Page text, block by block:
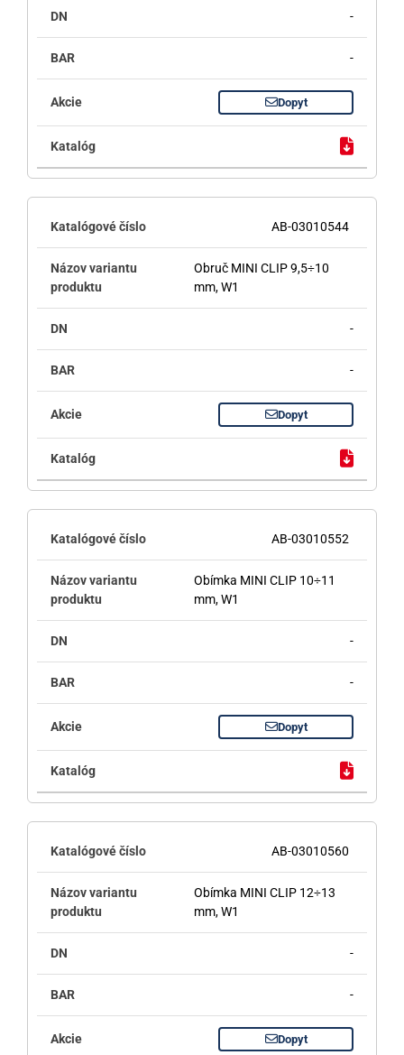
-
-
Dopyt
AB-03010544
Obruč MINI CLIP 9,5÷10
mm, W1
-
-
Dopyt
AB-03010552
Obímka MINI CLIP 10÷11
mm, W1
-
-
Dopyt
AB-03010560
Obímka MINI CLIP 12÷13
mm, W1
-
-
Dopyt